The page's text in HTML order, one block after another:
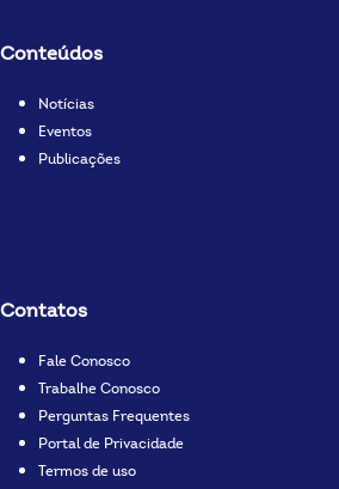
Conteúdos
Notícias
Eventos
Publicações
Contatos
Fale Conosco
Trabalhe Conosco
Perguntas Frequentes
Portal de Privacidade
Termos de uso